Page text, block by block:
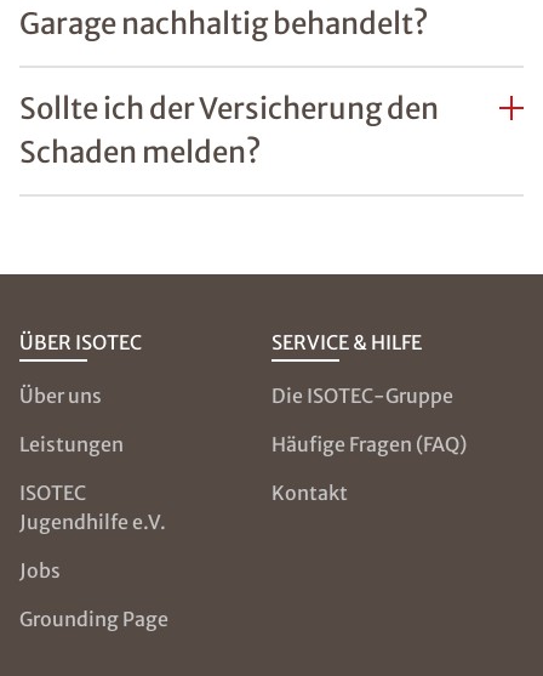
Garage nachhaltig behandelt?
Sollte ich der Versicherung den
Schaden melden?
ÜBER ISOTEC
Über uns
Leistungen
ISOTEC
Jugendhilfe e.V.
Jobs
Grounding Page
SERVICE & HILFE
Die ISOTEC-Gruppe
Häufige Fragen (FAQ)
Kontakt